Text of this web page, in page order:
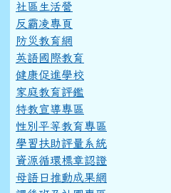
社區生活營
反霸凌專頁
防災教育網
英語國際教育
健康促進學校
家庭教育評鑑
特教宣導專區
性別平等教育專區
學習扶助評量系統
資源循環標章認證
母語日推動成果網